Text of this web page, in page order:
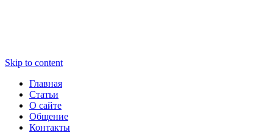
Skip to content
Главная
Статьи
О сайте
Общение
Контакты